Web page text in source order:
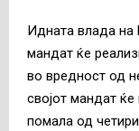
Идната влада
мандат ќе
во вредност од
својот мандат
помала од